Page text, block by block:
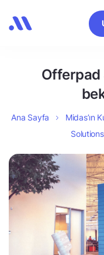
Offerpad
Ana Sayfa Midas’ın